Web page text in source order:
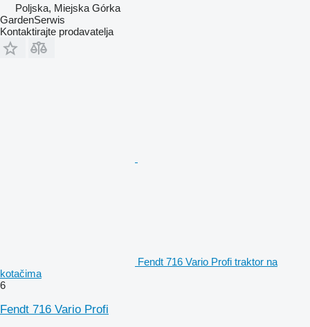
Poljska, Miejska Górka
GardenSerwis
Kontaktirajte prodavatelja
Fendt 716 Vario Profi traktor na
kotačima
6
Fendt 716 Vario Profi